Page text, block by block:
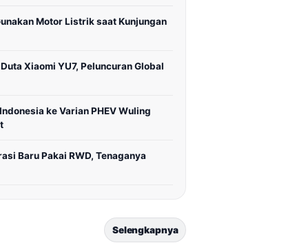
Motor Listrik saat Kunjungan
Xiaomi YU7, Peluncuran Global
ke Varian PHEV Wuling
Baru Pakai RWD, Tenaganya
Selengkapnya